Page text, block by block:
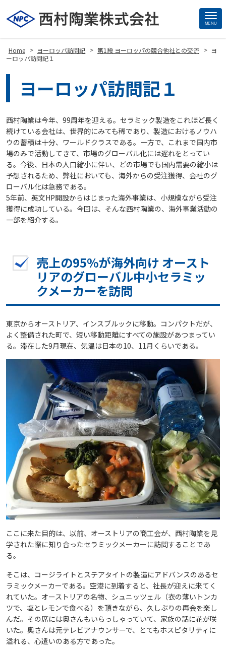
MENU
Home > ヨーロッパ訪問記 > 第1段 ヨーロッパの競合他社との交流 > ヨ
ーロッパ訪問記１
ヨーロッパ訪問記１
西村陶業は今年、99周年を迎える。セラミック製造をこれほど長く
続けている会社は、世界的にみても稀であり、製造におけるノウハ
ウの蓄積は十分、ワールドクラスである。一方で、これまで国内市
場のみで活動してきて、市場のグローバル化には遅れをとってい
る。今後、日本の人口縮小に伴い、どの市場でも国内需要の縮小は
予想されるため、弊社においても、海外からの受注獲得、会社のグ
ローバル化は急務である。
5年前、英文HP開設からはじまった海外事業は、小規模ながら受注
獲得に成功している。今回は、そんな西村陶業の、海外事業活動の
一部を紹介する。
売上の95%が海外向け オースト
リアのグローバル中小セラミッ
クメーカーを訪問
東京からオーストリア、インスブルックに移動。コンパクトだが、
よく整備された町で、短い移動距離にすべての施設があつまってい
る。滞在した9月現在、気温は日本の10、11月くらいである。
ここに来た目的は、以前、オーストリアの商工会が、西村陶業を見
学された際に知り合ったセラミックメーカーに訪問することであ
る。
そこは、コージライトとステアタイトの製造にアドバンスのあるセ
ラミックメーカーである。空港に到着すると、社長が迎えに来てく
れていた。オーストリアの名物、シュニッツェル（衣の薄いトンカ
ツで、塩とレモンで食べる）を頂きながら、久しぶりの再会を楽し
んだ。その席には奥さんもいらっしゃっていて、家族の話に花が咲
いた。奥さんは元テレビアナウンサーで、とてもホスピタリティに
溢れる、心遣いのある方であった。
Site
Footer